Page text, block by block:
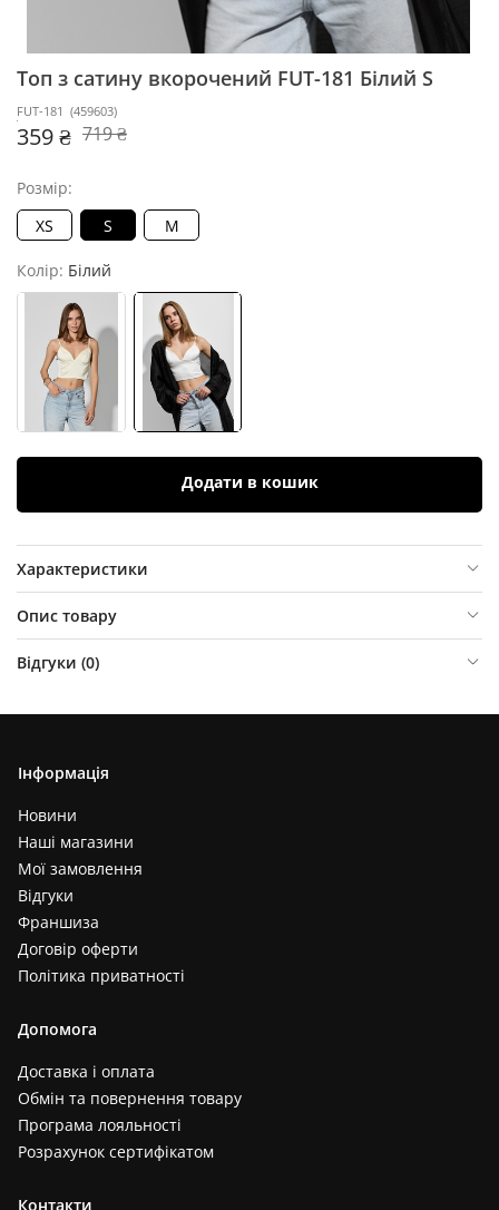
Топ з сатину вкорочений FUT-181 Білий S
FUT-181 (459603)
359 ₴ 719 ₴
Розмір:
XS
S M
Колір: Білий
Додати в кошик
Характеристики
Опис товару
Відгуки (0)
Інформація
Новини
Наші магазини
Мої замовлення
Відгуки
Франшиза
Договір оферти
Політика приватності
Допомога
Доставка і оплата
Обмін та повернення товару
Програма лояльності
Розрахунок сертифікатом
Контакти